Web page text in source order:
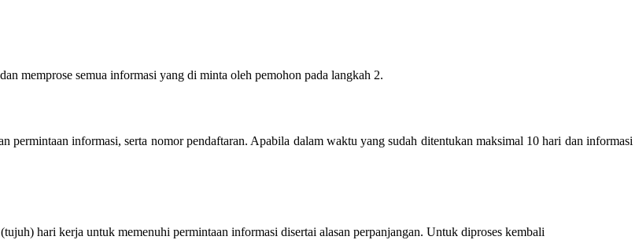
memprose semua informasi yang di minta oleh pemohon pada langkah 2.
permintaan informasi, serta nomor pendaftaran. Apabila dalam waktu yang sudah ditentukan maksimal 10 hari dan informasi
hari kerja untuk memenuhi permintaan informasi disertai alasan perpanjangan. Untuk diproses kembali